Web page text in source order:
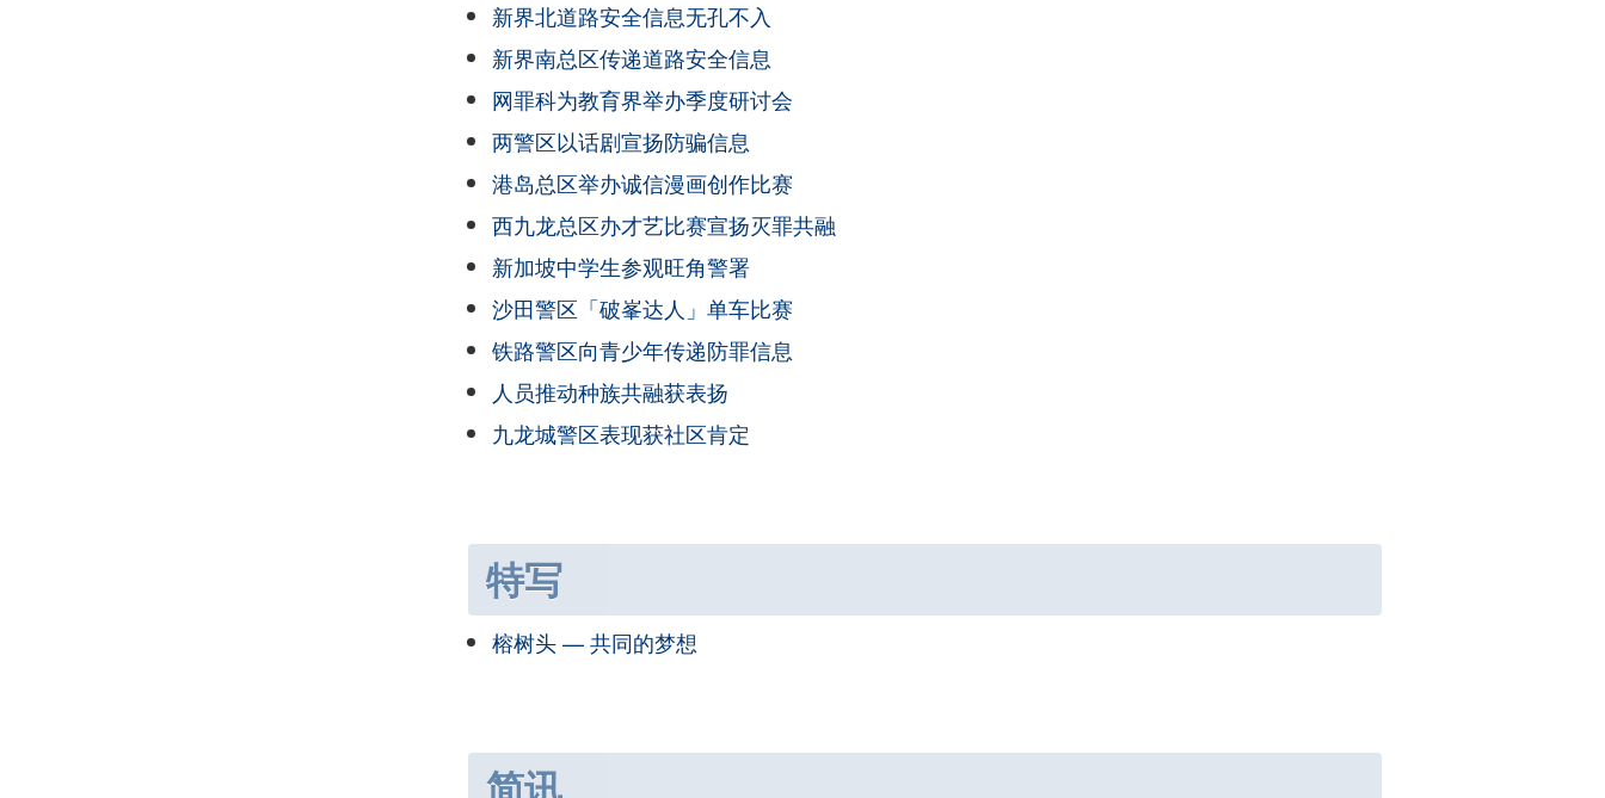
新界北道路安全信息无孔不入
新界南总区传递道路安全信息
网罪科为教育界举办季度研讨会
两警区以话剧宣扬防骗信息
港岛总区举办诚信漫画创作比赛
西九龙总区办才艺比赛宣扬灭罪共融
新加坡中学生参观旺角警署
沙田警区「破峯达人」单车比赛
铁路警区向青少年传递防罪信息
人员推动种族共融获表扬
九龙城警区表现获社区肯定
特写
榕树头 — 共同的梦想